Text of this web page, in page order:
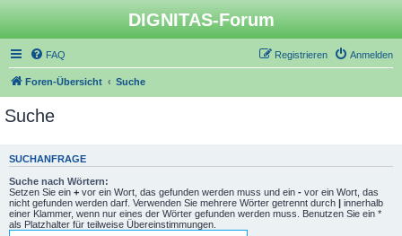
DIGNITAS-Forum
FAQ Anmelden
Registrieren
Foren-Übersicht Suche
Suche
SUCHANFRAGE
Suche nach Wörtern:
Setzen Sie ein + vor ein Wort, das gefunden werden muss und ein - vor ein Wort, das
nicht gefunden werden darf. Verwenden Sie mehrere Wörter getrennt durch | innerhalb
einer Klammer, wenn nur eines der Wörter gefunden werden muss. Benutzen Sie ein *
als Platzhalter für teilweise Übereinstimmungen.